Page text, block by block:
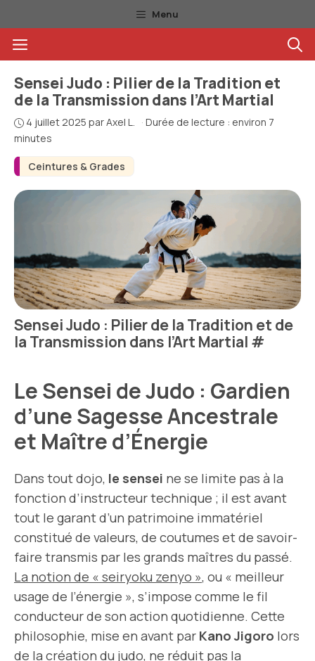
au
contenu
Menu
Menu
Ceintures & Grades
Sensei Judo : Pilier de la Tradition et
de la Transmission dans l’Art Martial
4 juillet 2025 parAxel L. · Durée de lecture : environ 7
minutes
Sensei Judo : Pilier de la Tradition et de
la Transmission dans l’Art Martial #
Le Sensei de Judo : Gardien
d’une Sagesse Ancestrale
et Maître d’Énergie
Dans tout dojo, le sensei ne se limite pas à la
fonction d’instructeur technique ; il est avant
tout le garant d’un patrimoine immatériel
constitué de valeurs, de coutumes et de savoir-
faire transmis par les grands maîtres du passé.
La notion de « seiryoku zenyo », ou « meilleur
usage de l’énergie », s’impose comme le fil
conducteur de son action quotidienne. Cette
philosophie, mise en avant par Kano Jigoro lors
de la création du judo, ne réduit pas la